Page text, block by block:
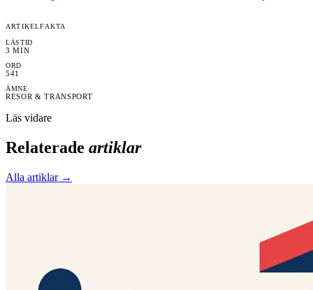
ARTIKELFAKTA
LÄSTID
3 MIN
ORD
541
ÄMNE
RESOR & TRANSPORT
Läs vidare
Relaterade artiklar
Alla artiklar →